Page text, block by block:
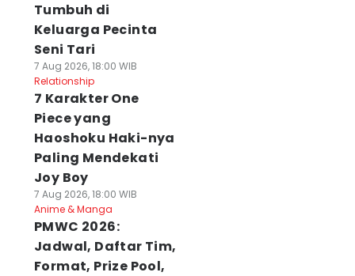
Tumbuh di
Keluarga Pecinta
Seni Tari
7 Aug 2026, 18:00 WIB
Relationship
7 Karakter One
Piece yang
Haoshoku Haki-nya
Paling Mendekati
Joy Boy
7 Aug 2026, 18:00 WIB
Anime & Manga
PMWC 2026:
Jadwal, Daftar Tim,
Format, Prize Pool,